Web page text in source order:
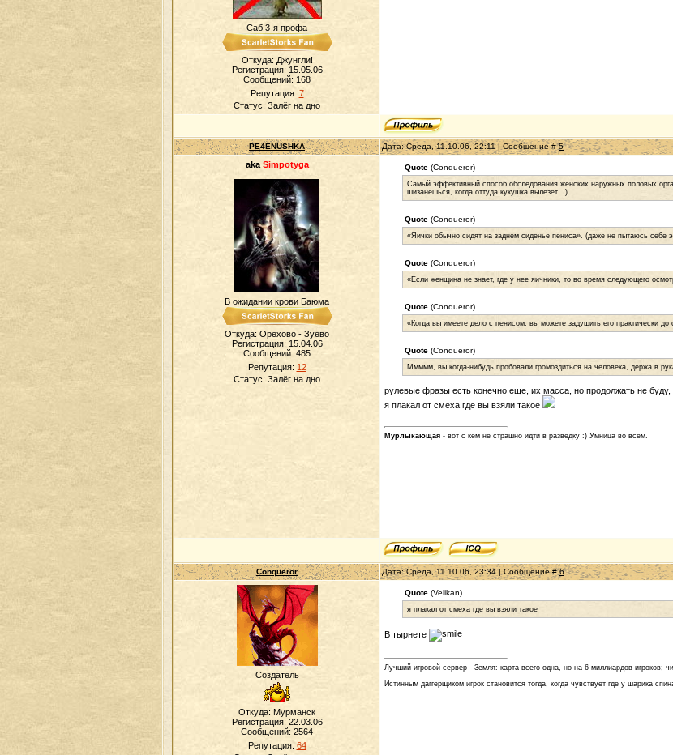
Саб 3-я профа
Откуда: Джунгли!
Регистрация: 15.05.06
Сообщений: 168
Репутация: 7
Статус: Залёг на дно
PE4ENUSHKA Дата: Среда, 11.10.06, 22:11 | Сообщение #5
aka Simpotyga
В ожидании крови Баюма
Откуда: Орехово - Зуево
Регистрация: 15.04.06
Сообщений: 485
Репутация: 12
Статус: Залёг на дно
Quote (Conqueror)
Самый эффективный способ обследования женских наружных половых
шизанешься, когда оттуда кукушка вылезет…)
Quote (Conqueror)
«Яички обычно сидят на заднем сиденье пениса». (даже не пытаюсь себе
Quote (Conqueror)
«Если женщина не знает, где у нее яичники, то во время следующего
Quote (Conqueror)
«Когда вы имеете дело с пенисом, вы можете задушить его практически до
Quote (Conqueror)
Ммммм, вы когда-нибудь пробовали громоздиться на человека, держа в
рулевые фразы есть конечно еще, их масса, но продолжать не буду,
я плакал от смеха где вы взяли такое
Мурлыкающая - вот с кем не страшно идти в разведку :) Умница во всем.
Conqueror Дата: Среда, 11.10.06, 23:34 | Сообщение #6
Создатель
Откуда: Мурманск
Регистрация: 22.03.06
Сообщений: 2564
Репутация: 64
Quote (Velikan)
я плакал от смеха где вы взяли такое
В тырнете
Лучший игровой сервер - Земля: карта всего одна, но на 6 миллиардов игроков;
Истинным даггерщиком игрок становится тогда, когда чувствует где у шарика